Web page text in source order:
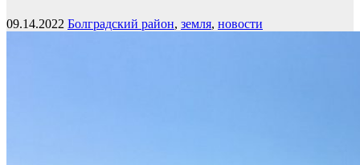
09.14.2022 Болградский район, земля, новости